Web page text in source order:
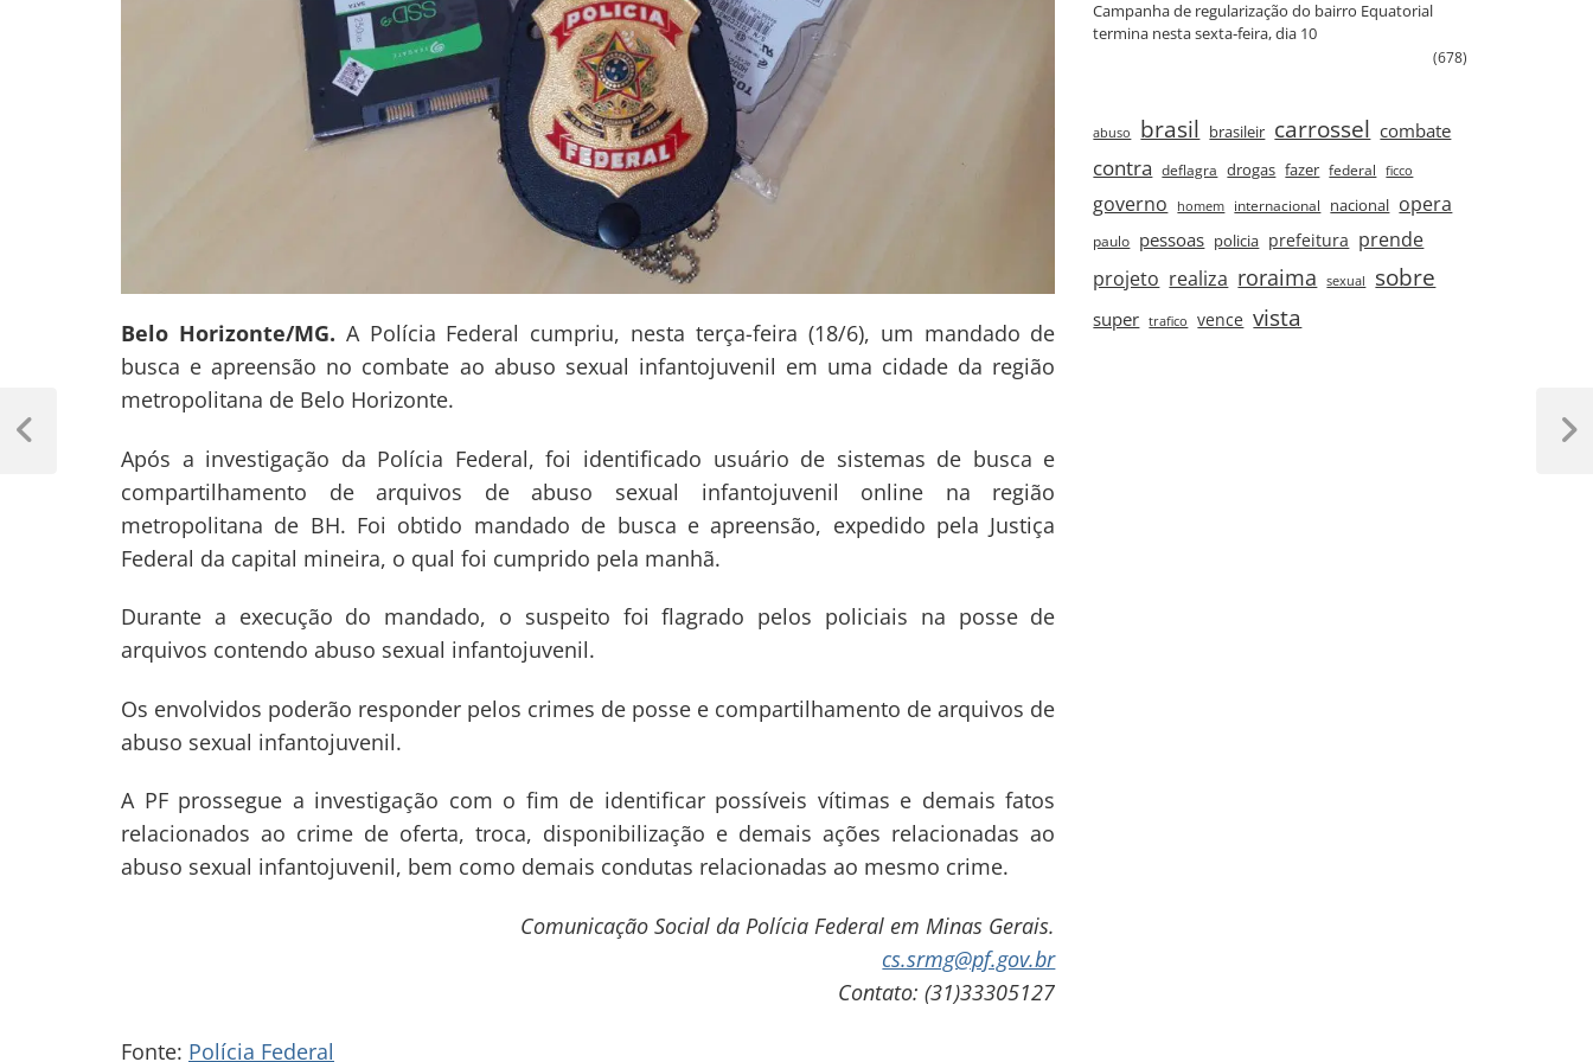
Belo Horizonte/MG. A Polícia Federal cumpriu, nesta terça-feira (18/6), um mandado de
busca e apreensão no combate ao abuso sexual infantojuvenil em uma cidade da região
metropolitana de Belo Horizonte.
Após a investigação da Polícia Federal, foi identificado usuário de sistemas de busca e
compartilhamento de arquivos de abuso sexual infantojuvenil online na região
metropolitana de BH. Foi obtido mandado de busca e apreensão, expedido pela Justiça
Federal da capital mineira, o qual foi cumprido pela manhã.
Durante a execução do mandado, o suspeito foi flagrado pelos policiais na posse de
arquivos contendo abuso sexual infantojuvenil.
Os envolvidos poderão responder pelos crimes de posse e compartilhamento de arquivos de
abuso sexual infantojuvenil.
A PF prossegue a investigação com o fim de identificar possíveis vítimas e demais fatos
relacionados ao crime de oferta, troca, disponibilização e demais ações relacionadas ao
abuso sexual infantojuvenil, bem como demais condutas relacionadas ao mesmo crime.
Comunicação Social da Polícia Federal em Minas Gerais.
cs.srmg@pf.gov.br
Contato: (31)33305127
Fonte: Polícia Federal
Navegação
de
Previous
Next
Campanha de regularização do bairro Equatorial
termina nesta sexta‑feira, dia 10
(678)
abuso brasil brasileir carrossel combate
contra deflagra drogas fazer federal ficco
governo homem internacional nacional opera
paulo pessoas policia prefeitura prende
projeto realiza roraima sexual sobre
super trafico vence vista